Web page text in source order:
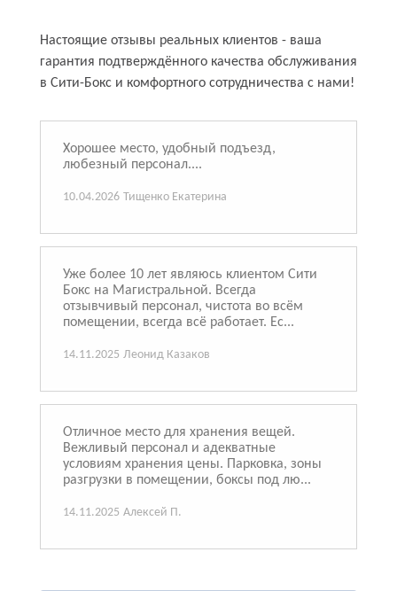
Настоящие отзывы реальных клиентов - ваша
гарантия подтверждённого качества обслуживания
в Сити-Бокс и комфортного сотрудничества с нами!
Хорошее место, удобный подъезд,
любезный персонал....
10.04.2026 Тищенко Екатерина
Уже более 10 лет являюсь клиентом Сити
Бокс на Магистральной. Всегда
отзывчивый персонал, чистота во всём
помещении, всегда всё работает. Ес...
14.11.2025 Леонид Казаков
Отличное место для хранения вещей.
Вежливый персонал и адекватные
условиям хранения цены. Парковка, зоны
разгрузки в помещении, боксы под лю...
14.11.2025 Алексей П.